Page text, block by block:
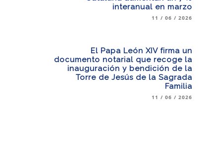
interanual en marzo
11 / 06 / 2026
El Papa León XIV firma un
documento notarial que recoge la
inauguración y bendición de la
Torre de Jesús de la Sagrada
Familia
11 / 06 / 2026